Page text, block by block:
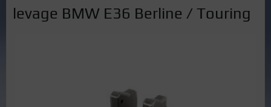
levage BMW E36 Berline / Touring